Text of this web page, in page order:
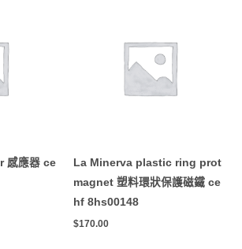
感應器 ce
La Minerva plastic ring prot
magnet 塑料環狀保護磁鐵 ce
hf 8hs00148
$170.00